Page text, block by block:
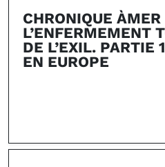
CHRONIQUE ÀMER
L’ENFERMEMENT
DE L’EXIL. PARTIE
EN EUROPE